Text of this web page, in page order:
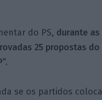
do PS, durante
25 propostas do
se os partidos